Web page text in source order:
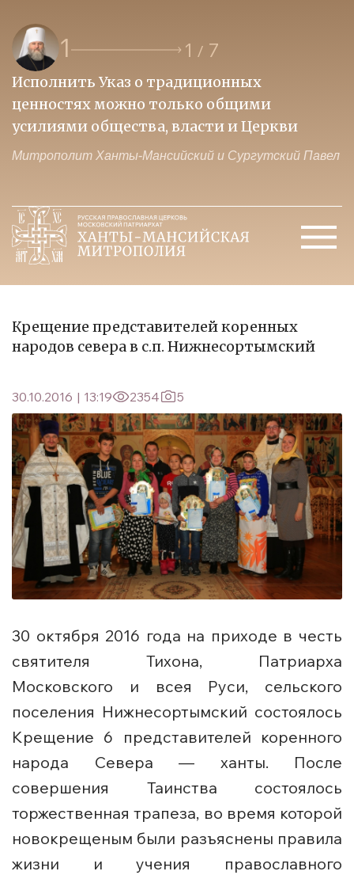
1 1 / 7
Исполнить Указ о традиционных
ценностях можно только общими
усилиями общества, власти и Церкви
Митрополит Ханты-Мансийский и Сургутский Павел
Крещение представителей коренных
народов севера в с.п. Нижнесортымский
30.10.2016 | 13:19 2354 5
30 октября 2016 года на приходе в честь
святителя Тихона, Патриарха
Московского и всея Руси, сельского
поселения Нижнесортымский состоялось
Крещение 6 представителей коренного
народа Севера — ханты. После
совершения Таинства состоялось
торжественная трапеза, во время которой
новокрещеным были разъяснены правила
жизни и учения православного